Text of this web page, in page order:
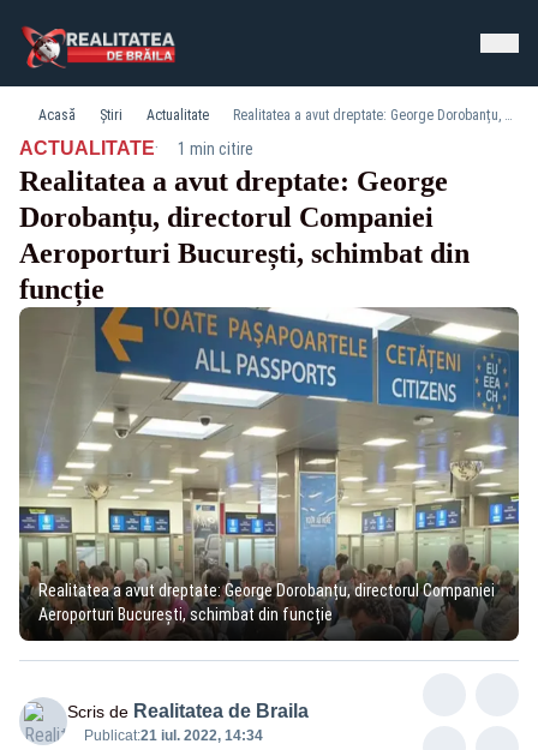
Acasă Știri Actualitate Realitatea a avut dreptate: George Dorobanțu, directorul Companiei Aeroporturi București, schimbat din funcție
ACTUALITATE· 1 min citire
Realitatea a avut dreptate: George
Dorobanțu, directorul Companiei
Aeroporturi București, schimbat din
funcție
Realitatea a avut dreptate: George Dorobanțu, directorul Companiei
Aeroporturi București, schimbat din funcție
Scris de Realitatea de Braila
Publicat:21 iul. 2022, 14:34